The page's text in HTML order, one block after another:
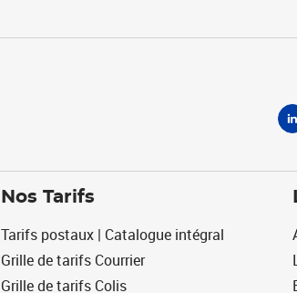
Nos Tarifs
Tarifs postaux | Catalogue intégral
Grille de tarifs Courrier
Grille de tarifs Colis